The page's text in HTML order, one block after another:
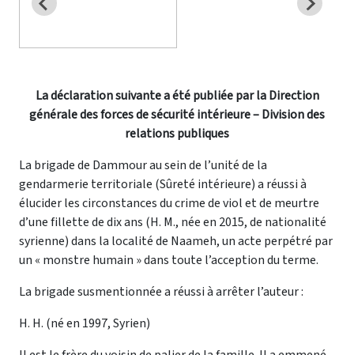
La déclaration suivante a été publiée par la Direction
générale des forces de sécurité intérieure – Division des
relations publiques
La brigade de Dammour au sein de l’unité de la
gendarmerie territoriale (Sûreté intérieure) a réussi à
élucider les circonstances du crime de viol et de meurtre
d’une fillette de dix ans (H. M., née en 2015, de nationalité
syrienne) dans la localité de Naameh, un acte perpétré par
un « monstre humain » dans toute l’acception du terme.
La brigade susmentionnée a réussi à arrêter l’auteur :
H. H. (né en 1997, Syrien)